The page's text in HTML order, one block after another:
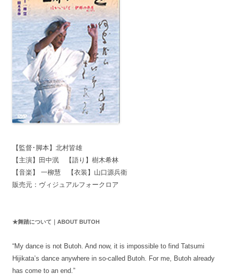
【監督･脚本】北村皆雄
【主演】田中泯 【語り】樹木希林
【音楽】 一柳慧 【衣装】山口源兵衛
販売元：ヴィジュアルフォークロア
★舞踏について｜ABOUT BUTOH
“My dance is not Butoh. And now, it is impossible to find Tatsumi
Hijikata’s dance anywhere in so-called Butoh. For me, Butoh already
has come to an end.”